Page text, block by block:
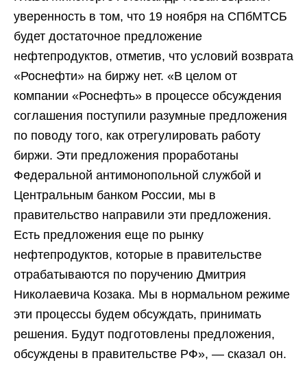
уверенность в том, что 19 ноября на СПбМТСБ
будет достаточное предложение
нефтепродуктов, отметив, что условий возврата
«Роснефти» на биржу нет. «В целом от
компании «Роснефть» в процессе обсуждения
соглашения поступили разумные предложения
по поводу того, как отрегулировать работу
биржи. Эти предложения проработаны
Федеральной антимонопольной службой и
Центральным банком России, мы в
правительство направили эти предложения.
Есть предложения еще по рынку
нефтепродуктов, которые в правительстве
отрабатываются по поручению Дмитрия
Николаевича Козака. Мы в нормальном режиме
эти процессы будем обсуждать, принимать
решения. Будут подготовлены предложения,
обсуждены в правительстве РФ», — сказал он.